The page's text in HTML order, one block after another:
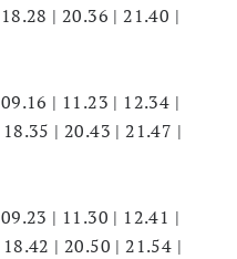
| 20.36 | 21.40 |
| 11.23 | 12.34 |
| 20.43 | 21.47 |
| 11.30 | 12.41 |
| 20.50 | 21.54 |